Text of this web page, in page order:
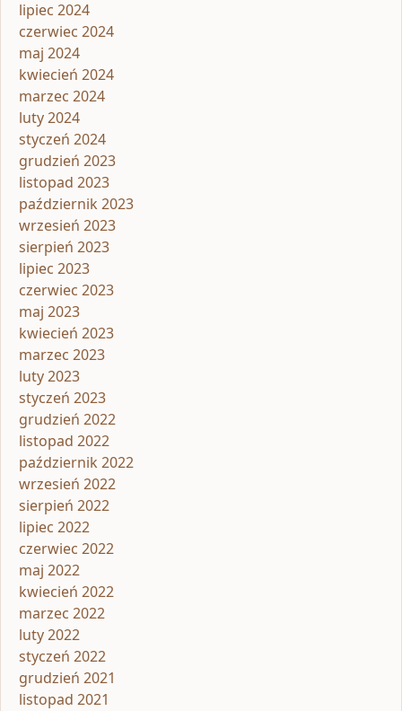
lipiec 2024
czerwiec 2024
maj 2024
kwiecień 2024
marzec 2024
luty 2024
styczeń 2024
grudzień 2023
listopad 2023
październik 2023
wrzesień 2023
sierpień 2023
lipiec 2023
czerwiec 2023
maj 2023
kwiecień 2023
marzec 2023
luty 2023
styczeń 2023
grudzień 2022
listopad 2022
październik 2022
wrzesień 2022
sierpień 2022
lipiec 2022
czerwiec 2022
maj 2022
kwiecień 2022
marzec 2022
luty 2022
styczeń 2022
grudzień 2021
listopad 2021